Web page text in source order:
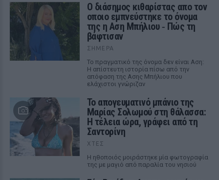
Ο διάσημος κιθαρίστας απο τον
οποιο εμπνεύστηκε το όνομα
της η Αση Μπήλιου ‑ Πώς τη
βάφτισαν
ΣΉΜΕΡΑ
Το πραγματικό της όνομα δεν είναι Αση:
Η απίστευτη ιστορία πίσω από την
απόφαση της Ασης Μπήλιου που
ελάχιστοι γνώριζαν
Το απογευματινό μπάνιο της
Μαρίας Σολωμού στη θάλασσα:
Η τέλεια ώρα, γράφει από τη
Σαντορίνη
ΧΤΕΣ
Η ηθοποιός μοιράστηκε μία φωτογραφία
της με μαγιό από παραλία του νησιού